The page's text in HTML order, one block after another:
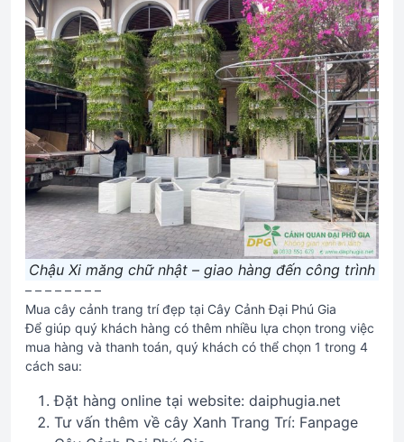
Chậu Xi măng chữ nhật – giao hàng đến công trình
– – – – – – – –
Mua cây cảnh trang trí đẹp tại Cây Cảnh Đại Phú Gia
Để giúp quý khách hàng có thêm nhiều lựa chọn trong việc
mua hàng và thanh toán, quý khách có thể chọn 1 trong 4
cách sau:
Đặt hàng online tại website: daiphugia.net
Tư vấn thêm về cây Xanh Trang Trí: Fanpage